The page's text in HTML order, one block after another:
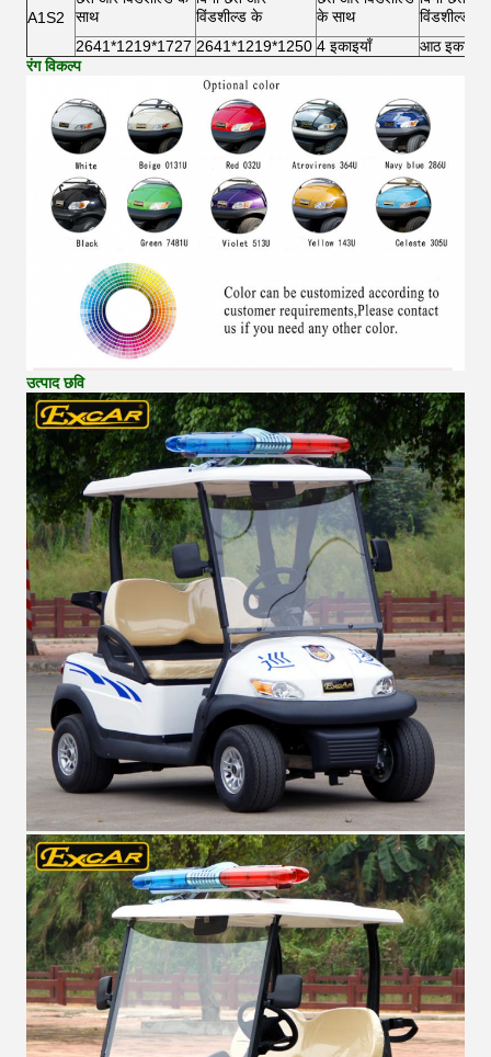
A1S2
साथ
विंडशील्ड के
के साथ
विंडशील्ड के
2641*1219*1727 2641*1219*1250 4 इकाइयाँ
आठ इकाइयाँ
रंग विकल्प
उत्पाद छवि